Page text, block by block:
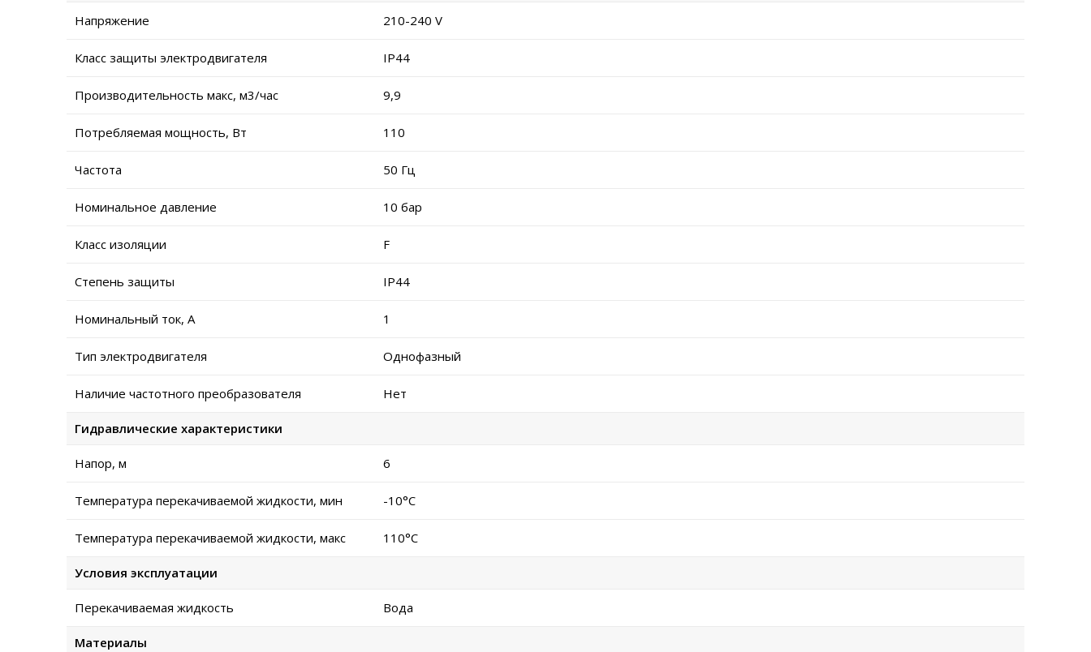
Напряжение 210-240 V
Класс защиты электродвигателя IP44
Производительность макс, м3/час 9,9
Потребляемая мощность, Вт 110
Частота 50 Гц
Номинальное давление 10 бар
Класс изоляции F
Степень защиты IP44
Номинальный ток, А 1
Тип электродвигателя Однофазный
Наличие частотного преобразователя Нет
Гидравлические характеристики
Напор, м 6
Температура перекачиваемой жидкости, мин -10°C
Температура перекачиваемой жидкости, макс 110°C
Условия эксплуатации
Перекачиваемая жидкость Вода
Материалы